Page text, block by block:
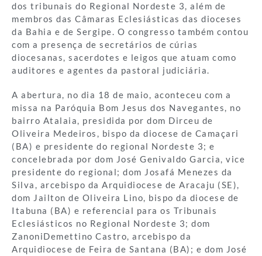
dos tribunais do Regional Nordeste 3, além de
membros das Câmaras Eclesiásticas das dioceses
da Bahia e de Sergipe. O congresso também contou
com a presença de secretários de cúrias
diocesanas, sacerdotes e leigos que atuam como
auditores e agentes da pastoral judiciária.
A abertura, no dia 18 de maio, aconteceu com a
missa na Paróquia Bom Jesus dos Navegantes, no
bairro Atalaia, presidida por dom Dirceu de
Oliveira Medeiros, bispo da diocese de Camaçari
(BA) e presidente do regional Nordeste 3; e
concelebrada por dom José Genivaldo Garcia, vice
presidente do regional; dom Josafá Menezes da
Silva, arcebispo da Arquidiocese de Aracaju (SE),
dom Jailton de Oliveira Lino, bispo da diocese de
Itabuna (BA) e referencial para os Tribunais
Eclesiásticos no Regional Nordeste 3; dom
ZanoniDemettino Castro, arcebispo da
Arquidiocese de Feira de Santana (BA); e dom José